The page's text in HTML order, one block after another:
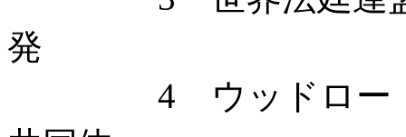
発
4 ウッドロー・ウ